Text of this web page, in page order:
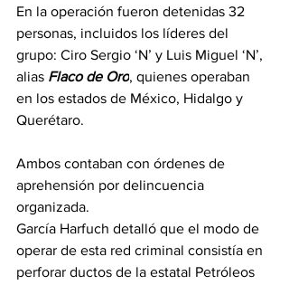
En la operación fueron detenidas 32
personas, incluidos los líderes del
grupo: Ciro Sergio ‘N’ y Luis Miguel ‘N’,
alias Flaco de Oro, quienes operaban
en los estados de México, Hidalgo y
Querétaro.
Ambos contaban con órdenes de
aprehensión por delincuencia
organizada.
García Harfuch detalló que el modo de
operar de esta red criminal consistía en
perforar ductos de la estatal Petróleos